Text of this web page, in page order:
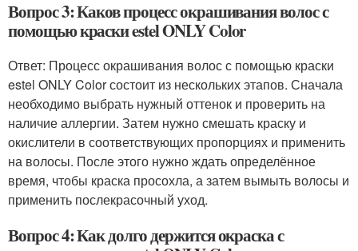
Вопрос 3: Каков процесс окрашивания волос с
помощью краски estel ONLY Color
Ответ: Процесс окрашивания волос с помощью краски
estel ONLY Color состоит из нескольких этапов. Сначала
необходимо выбрать нужный оттенок и проверить на
наличие аллергии. Затем нужно смешать краску и
окислители в соответствующих пропорциях и применить
на волосы. После этого нужно ждать определённое
время, чтобы краска просохла, а затем вымыть волосы и
применить послекрасочный уход.
Вопрос 4: Как долго держится окраска с